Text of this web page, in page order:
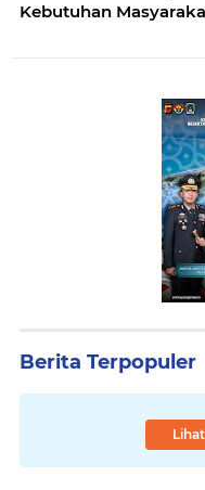
Kebutuhan
Berita Terpopuler